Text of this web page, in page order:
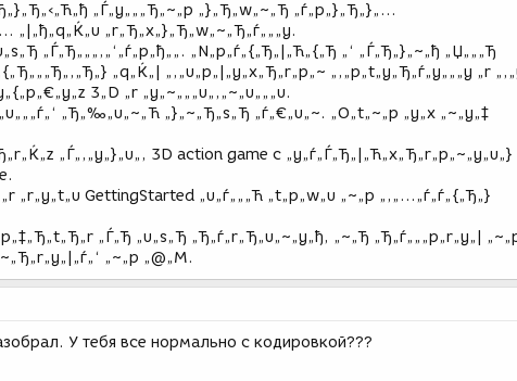
„Ѓ„y„„„Ђ„~„p „}„Ђ„w„~„Ђ „ѓ„p„}„Ђ„}„…
„|„ђ„q„Ќ„u „r„Ђ„x„}„Ђ„w„~„Ђ„ѓ„„„y.
„Ѓ„Ђ„„„‚„‘„ѓ„p„ђ„„. „N„p„ѓ„{„Ђ„|„Ћ„{„Ђ „‘ „Ѓ„Ђ„}„~„ђ „Џ„„„Ђ
„q„Ќ„| „‚„u„p„|„y„x„Ђ„r„p„~ „‚„p„t„y„Ђ„ѓ„y„„„y „r
3„D „r „y„~„„„u„‚„~„u„„„u.
„Ђ„‰„u„~„Ћ „}„~„Ђ„s„Ђ „ѓ„€„u„~. „O„t„~„p „y„x „~„y„‡
„Ѓ„‚„y„}„u„‚ 3D action game c „y„ѓ„Ѓ„Ђ„|„Ћ„x„Ђ„r„p„~„y„u„}
„r„y„t„u GettingStarted „u„ѓ„„„Ћ „t„p„w„u „~„p „‚„…„ѓ„ѓ„{„Ђ„}
„Ѓ„Ђ „u„s„Ђ „Ђ„ѓ„r„Ђ„u„~„y„ђ, „~„Ђ „Ђ„ѓ„„„p„r„y„|
„~„p „@„M.
У тебя все нормально с кодировкой???